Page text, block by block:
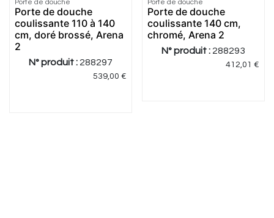
Porte de douche
Porte de douche
coulissante 110 à 140
cm, doré brossé, Arena
2
N° produit : 288297
539,00 €
Porte de douche
Porte de douche
coulissante 140 cm,
chromé, Arena 2
N° produit : 288293
412,01 €